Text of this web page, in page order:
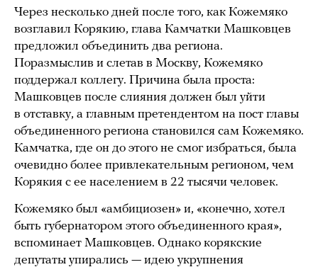
Через несколько дней после того, как Кожемяко
возглавил Корякию, глава Камчатки Машковцев
предложил объединить два региона.
Поразмыслив и слетав в Москву, Кожемяко
поддержал коллегу. Причина была проста:
Машковцев после слияния должен был уйти
в отставку, а главным претендентом на пост главы
объединенного региона становился сам Кожемяко.
Камчатка, где он до этого не смог избраться, была
очевидно более привлекательным регионом, чем
Корякия с ее населением в 22 тысячи человек.
Кожемяко был «амбициозен» и, «конечно, хотел
быть губернатором этого объединенного края»,
вспоминает Машковцев. Однако корякские
депутаты упирались — идею укрупнения